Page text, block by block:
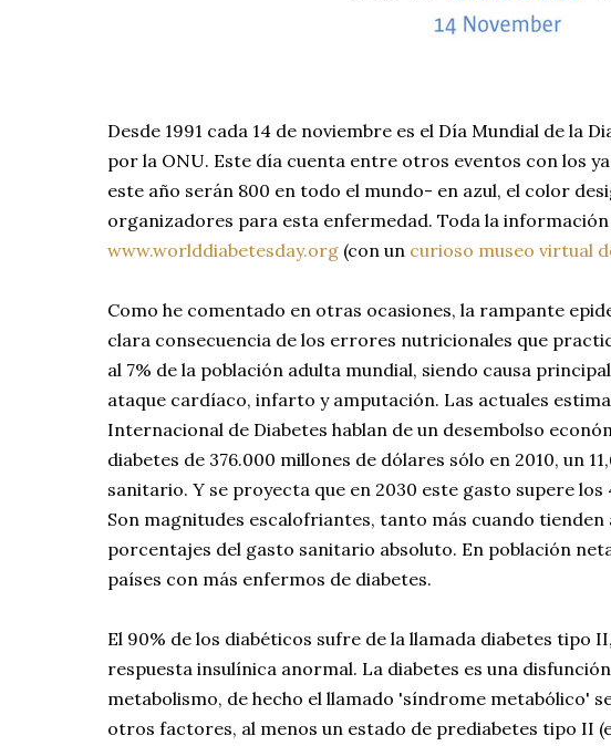
Desde 1991 cada 14 de noviembre es el Día Mundial de la
por la ONU. Este día cuenta entre otros eventos con los
este año serán 800 en todo el mundo- en azul, el color
organizadores para esta enfermedad. Toda la
www.worlddiabetesday.org (con un curioso museo virtual
Como he comentado en otras ocasiones, la rampante
clara consecuencia de los errores nutricionales que
al 7% de la población adulta mundial, siendo causa
ataque cardíaco, infarto y amputación. Las actuales
Internacional de Diabetes hablan de un desembolso
diabetes de 376.000 millones de dólares sólo en 2010, un
sanitario. Y se proyecta que en 2030 este gasto supere
Son magnitudes escalofriantes, tanto más cuando
porcentajes del gasto sanitario absoluto. En población
países con más enfermos de diabetes.
El 90% de los diabéticos sufre de la llamada diabetes tipo
respuesta insulínica anormal. La diabetes es una
metabolismo, de hecho el llamado 'síndrome metabólico'
otros factores, al menos un estado de prediabetes tipo II